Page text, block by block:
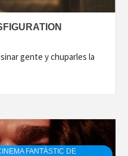
gente y chuparles la
FANTÀSTIC DE